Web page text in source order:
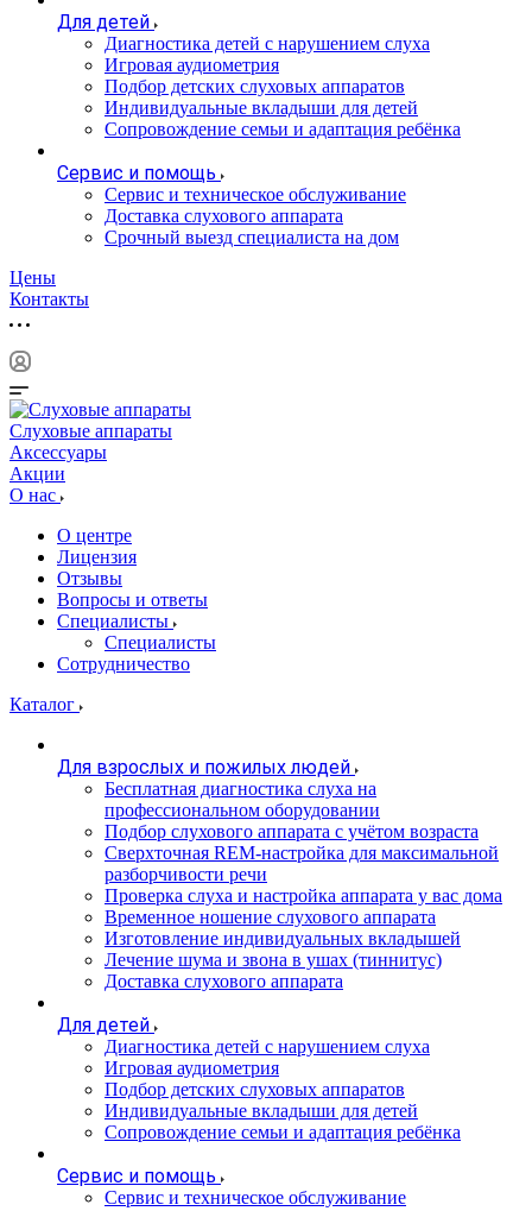
Для детей
Диагностика детей с нарушением слуха
Игровая аудиометрия
Подбор детских слуховых аппаратов
Индивидуальные вкладыши для детей
Сопровождение семьи и адаптация ребёнка
Сервис и помощь
Сервис и техническое обслуживание
Доставка слухового аппарата
Срочный выезд специалиста на дом
Цены
Контакты
Слуховые аппараты
Аксессуары
Акции
О нас
О центре
Лицензия
Отзывы
Вопросы и ответы
Специалисты
Специалисты
Сотрудничество
Каталог
Для взрослых и пожилых людей
Бесплатная диагностика слуха на
профессиональном оборудовании
Подбор слухового аппарата с учётом возраста
Сверхточная REM-настройка для максимальной
разборчивости речи
Проверка слуха и настройка аппарата у вас дома
Временное ношение слухового аппарата
Изготовление индивидуальных вкладышей
Лечение шума и звона в ушах (тиннитус)
Доставка слухового аппарата
Для детей
Диагностика детей с нарушением слуха
Игровая аудиометрия
Подбор детских слуховых аппаратов
Индивидуальные вкладыши для детей
Сопровождение семьи и адаптация ребёнка
Сервис и помощь
Сервис и техническое обслуживание